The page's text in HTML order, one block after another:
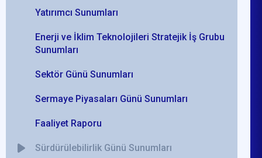
Yatırımcı Sunumları
Enerji ve İklim Teknolojileri Stratejik İş Grubu
Sunumları
Sektör Günü Sunumları
Sermaye Piyasaları Günü Sunumları
Faaliyet Raporu
Sürdürülebilirlik Günü Sunumları